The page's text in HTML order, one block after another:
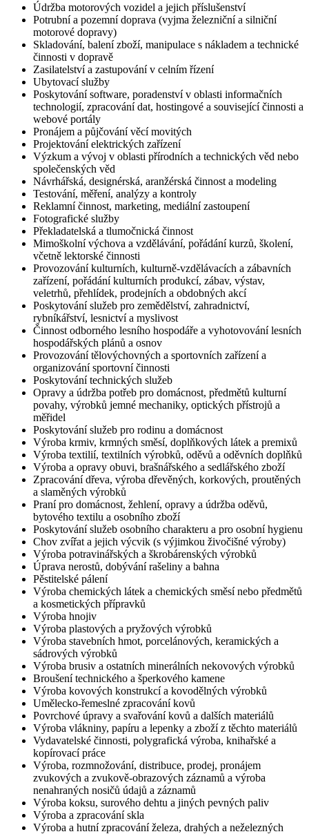
Údržba motorových vozidel a jejich příslušenství
Potrubní a pozemní doprava (vyjma železniční a silniční
motorové dopravy)
Skladování, balení zboží, manipulace s nákladem a technické
činnosti v dopravě
Zasilatelství a zastupování v celním řízení
Ubytovací služby
Poskytování software, poradenství v oblasti informačních
technologií, zpracování dat, hostingové a související činnosti a
webové portály
Pronájem a půjčování věcí movitých
Projektování elektrických zařízení
Výzkum a vývoj v oblasti přírodních a technických věd nebo
společenských věd
Návrhářská, designérská, aranžérská činnost a modeling
Testování, měření, analýzy a kontroly
Reklamní činnost, marketing, mediální zastoupení
Fotografické služby
Překladatelská a tlumočnická činnost
Mimoškolní výchova a vzdělávání, pořádání kurzů, školení,
včetně lektorské činnosti
Provozování kulturních, kulturně-vzdělávacích a zábavních
zařízení, pořádání kulturních produkcí, zábav, výstav,
veletrhů, přehlídek, prodejních a obdobných akcí
Poskytování služeb pro zemědělství, zahradnictví,
rybníkářství, lesnictví a myslivost
Činnost odborného lesního hospodáře a vyhotovování lesních
hospodářských plánů a osnov
Provozování tělovýchovných a sportovních zařízení a
organizování sportovní činnosti
Poskytování technických služeb
Opravy a údržba potřeb pro domácnost, předmětů kulturní
povahy, výrobků jemné mechaniky, optických přístrojů a
měřidel
Poskytování služeb pro rodinu a domácnost
Výroba krmiv, krmných směsí, doplňkových látek a premixů
Výroba textilií, textilních výrobků, oděvů a oděvních doplňků
Výroba a opravy obuvi, brašnářského a sedlářského zboží
Zpracování dřeva, výroba dřevěných, korkových, proutěných
a slaměných výrobků
Praní pro domácnost, žehlení, opravy a údržba oděvů,
bytového textilu a osobního zboží
Poskytování služeb osobního charakteru a pro osobní hygienu
Chov zvířat a jejich výcvik (s výjimkou živočišné výroby)
Výroba potravinářských a škrobárenských výrobků
Úprava nerostů, dobývání rašeliny a bahna
Pěstitelské pálení
Výroba chemických látek a chemických směsí nebo předmětů
a kosmetických přípravků
Výroba hnojiv
Výroba plastových a pryžových výrobků
Výroba stavebních hmot, porcelánových, keramických a
sádrových výrobků
Výroba brusiv a ostatních minerálních nekovových výrobků
Broušení technického a šperkového kamene
Výroba kovových konstrukcí a kovodělných výrobků
Umělecko-řemeslné zpracování kovů
Povrchové úpravy a svařování kovů a dalších materiálů
Výroba vlákniny, papíru a lepenky a zboží z těchto materiálů
Vydavatelské činnosti, polygrafická výroba, knihařské a
kopírovací práce
Výroba, rozmnožování, distribuce, prodej, pronájem
zvukových a zvukově-obrazových záznamů a výroba
nenahraných nosičů údajů a záznamů
Výroba koksu, surového dehtu a jiných pevných paliv
Výroba a zpracování skla
Výroba a hutní zpracování železa, drahých a neželezných